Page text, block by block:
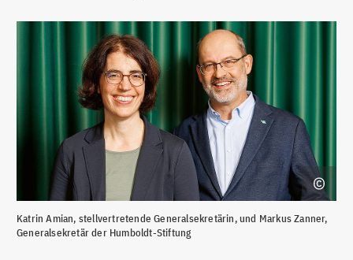
Katrin Amian, stellvertretende Generalsekretärin, und Markus Zanner,
Generalsekretär der Humboldt-Stiftung